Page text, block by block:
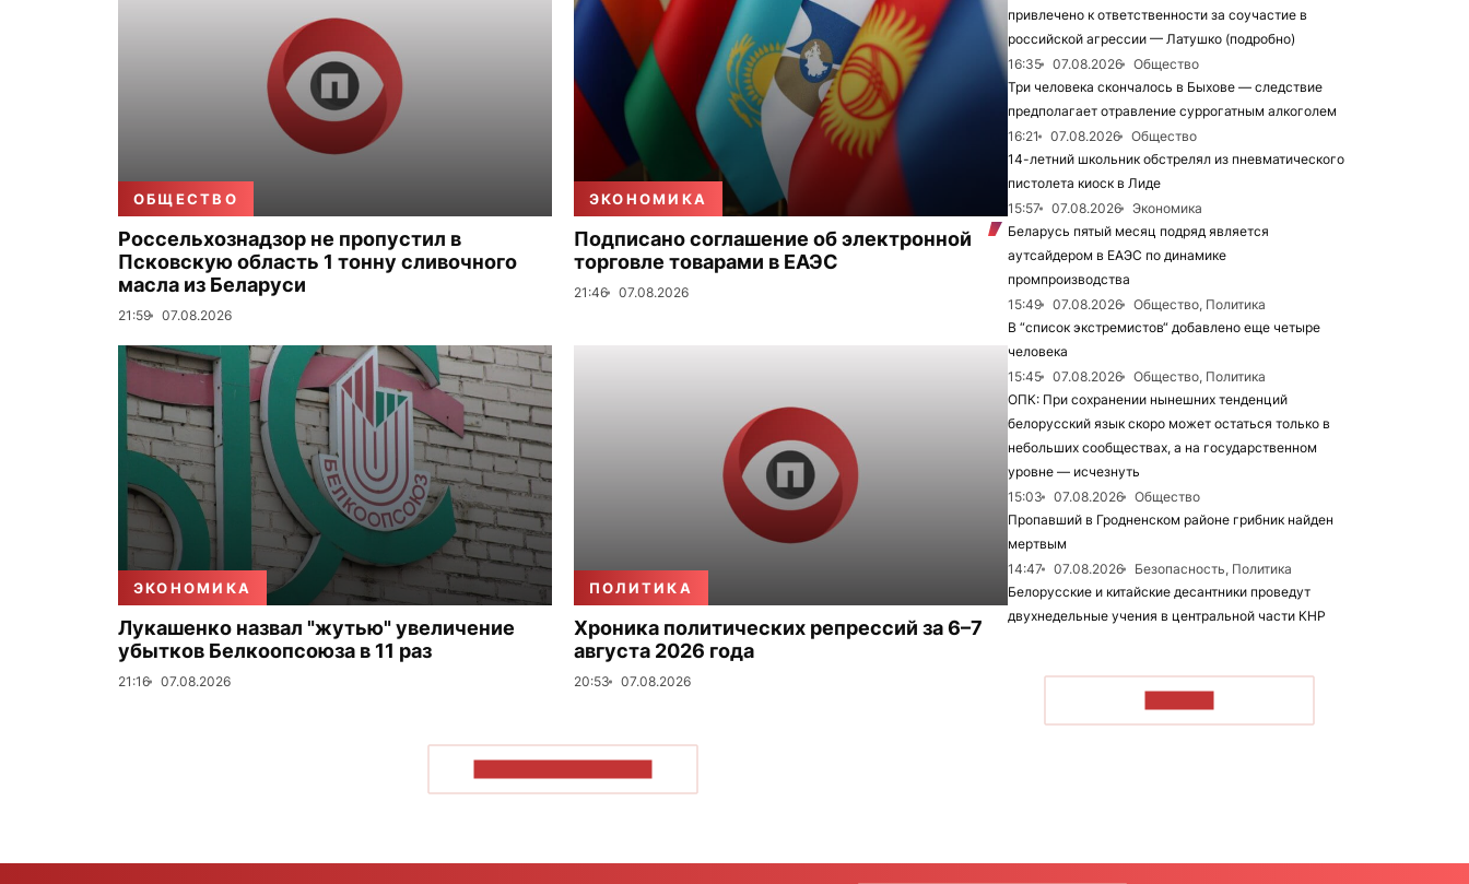
ОБЩЕСТВО
Россельхознадзор не пропустил в
Псковскую область 1 тонну сливочного
масла из Беларуси
21:59 07.08.2026
ЭКОНОМИКА
Подписано соглашение об электронной
торговле товарами в ЕАЭС
21:46 07.08.2026
ЭКОНОМИКА
Лукашенко назвал "жутью" увеличение
убытков Белкоопсоюза в 11 раз
21:16 07.08.2026
ПОЛИТИКА
Хроника политических репрессий за 6–7
августа 2026 года
20:53 07.08.2026
привлечено к ответственности за соучастие в
российской агрессии — Латушко (подробно)
16:35
07.08.2026
Общество
Три человека скончалось в Быхове — следствие
предполагает отравление суррогатным алкоголем
16:21
07.08.2026
Общество
14-летний школьник обстрелял из пневматического
пистолета киоск в Лиде
15:57
07.08.2026
Экономика
Беларусь пятый месяц подряд является
аутсайдером в ЕАЭС по динамике
промпроизводства
15:49
07.08.2026
Общество, Политика
В “список экстремистов“ добавлено еще четыре
человека
15:45
07.08.2026
Общество, Политика
ОПК: При сохранении нынешних тенденций
белорусский язык скоро может остаться только в
небольших сообществах, а на государственном
уровне — исчезнуть
15:03
07.08.2026
Общество
Пропавший в Гродненском районе грибник найден
мертвым
14:47
07.08.2026
Безопасность, Политика
Белорусские и китайские десантники проведут
двухнедельные учения в центральной части КНР